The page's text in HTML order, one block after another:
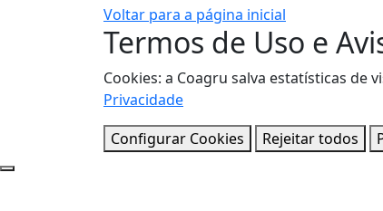
Voltar para a página inicial
Termos de Uso e
Cookies: a Coagru salva estatísticas de
Privacidade
Configurar Cookies
Rejeitar todos